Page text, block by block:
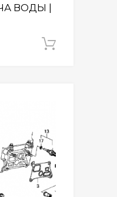
ВОДЫ |